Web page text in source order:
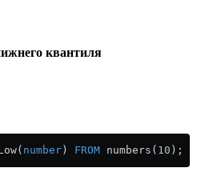
квантиля
number ) FROM numbers( 10 );